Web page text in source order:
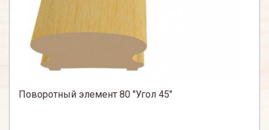
Поворотный элемент 80 "Угол 45"